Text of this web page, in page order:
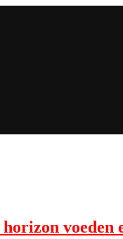
voeden